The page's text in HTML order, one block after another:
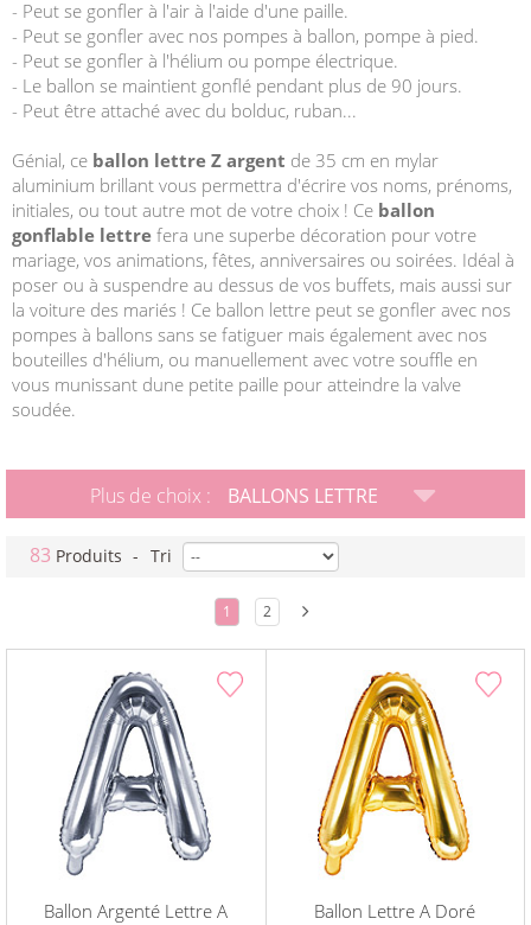
- Peut se gonfler à l'air à l'aide d'une paille.
- Peut se gonfler avec nos pompes à ballon, pompe à pied.
- Peut se gonfler à l'hélium ou pompe électrique.
- Le ballon se maintient gonflé pendant plus de 90 jours.
- Peut être attaché avec du bolduc, ruban...
Génial, ce ballon lettre Z argent de 35 cm en mylar
aluminium brillant vous permettra d'écrire vos noms, prénoms,
initiales, ou tout autre mot de votre choix ! Ce ballon
gonflable lettre fera une superbe décoration pour votre
mariage, vos animations, fêtes, anniversaires ou soirées. Idéal à
poser ou à suspendre au dessus de vos buffets, mais aussi sur
la voiture des mariés ! Ce ballon lettre peut se gonfler avec nos
pompes à ballons sans se fatiguer mais également avec nos
bouteilles d'hélium, ou manuellement avec votre souffle en
vous munissant dune petite paille pour atteindre la valve
soudée.
Plus de choix : BALLONS LETTRE
83 Produits - Tri
1 2
Ballon Argenté Lettre A Ballon Lettre A Doré